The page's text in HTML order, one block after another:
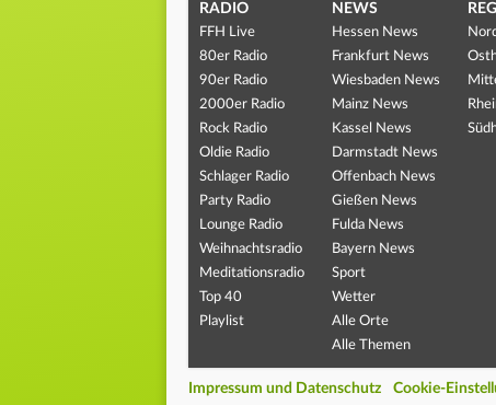
RADIO
FFH Live
80er Radio
90er Radio
2000er Radio
Rock Radio
Oldie Radio
Schlager Radio
Party Radio
Lounge Radio
Weihnachtsradio
Meditationsradio
Top 40
Playlist
NEWS
Hessen News
Frankfurt News
Wiesbaden News
Mainz News
Kassel News
Darmstadt News
Offenbach News
Gießen News
Fulda News
Bayern News
Sport
Wetter
Alle Orte
Alle Themen
Impressum und Datenschutz Cookie-